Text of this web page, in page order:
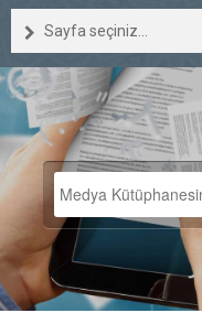
Sayfa seçiniz...